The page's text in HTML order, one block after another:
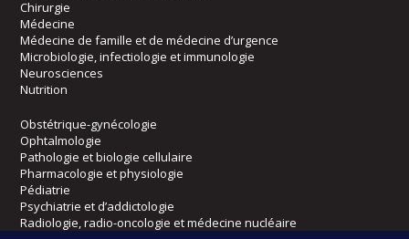
Chirurgie
Médecine
Médecine de famille et de médecine d’urgence
Microbiologie, infectiologie et immunologie
Neurosciences
Nutrition
Obstétrique-gynécologie
Ophtalmologie
Pathologie et biologie cellulaire
Pharmacologie et physiologie
Pédiatrie
Psychiatrie et d’addictologie
Radiologie, radio-oncologie et médecine nucléaire